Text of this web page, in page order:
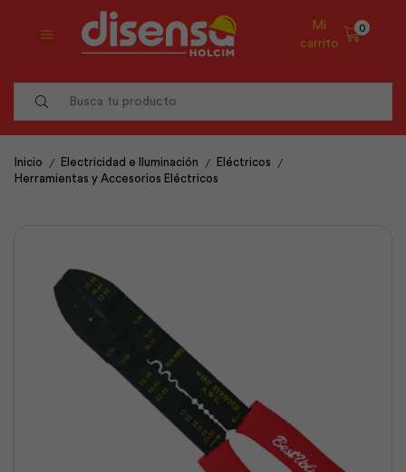
Mi
carrito
0
Inicio / Electricidad e Iluminación / Eléctricos /
Herramientas y Accesorios Eléctricos